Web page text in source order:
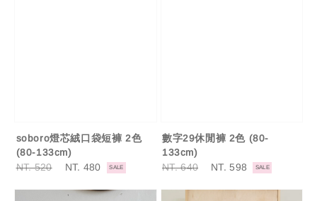
soboro燈芯絨口袋短褲 2色
(80-133cm)
Regular
NT. 520
Sale
NT. 480 SALE
數字29休閒褲 2色 (80-
133cm)
Regular
NT. 640
Sale
NT. 598 SALE